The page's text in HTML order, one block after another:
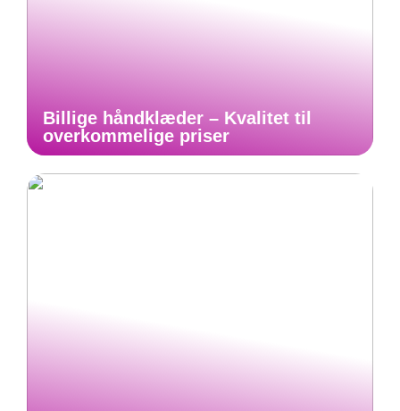
Billige håndklæder – Kvalitet til
overkommelige priser